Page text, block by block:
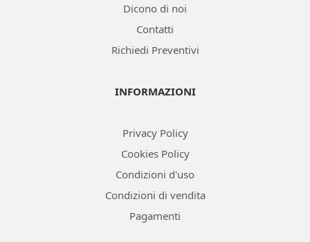
Dicono di noi
Contatti
Richiedi Preventivi
INFORMAZIONI
Privacy Policy
Cookies Policy
Condizioni d'uso
Condizioni di vendita
Pagamenti